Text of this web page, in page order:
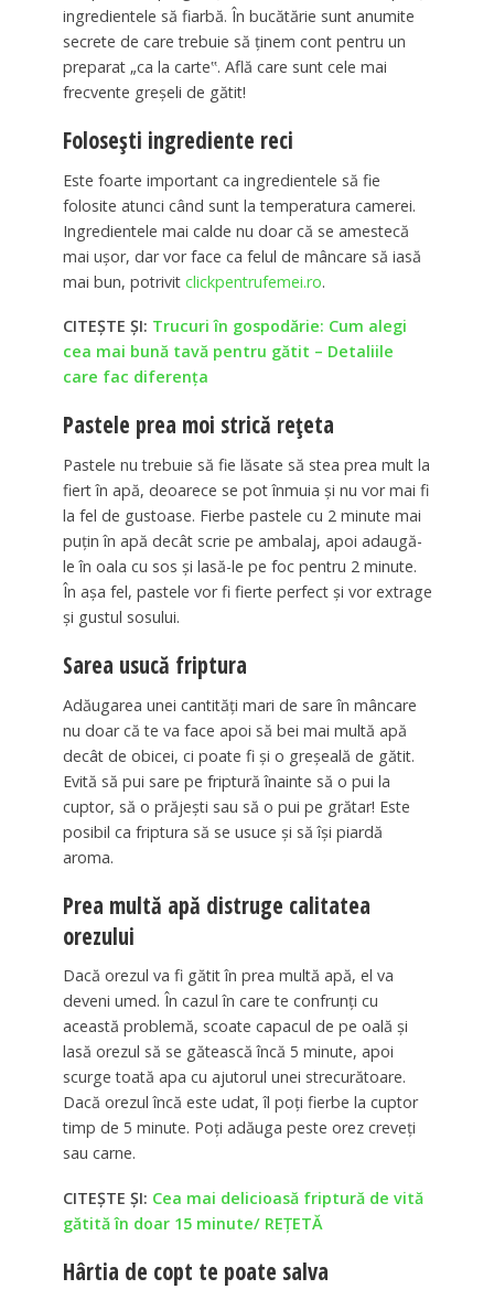
ingredientele să fiarbă. În bucătărie sunt anumite
secrete de care trebuie să ţinem cont pentru un
preparat „ca la carte‟. Află care sunt cele mai
frecvente greşeli de gătit!
Foloseşti ingrediente reci
Este foarte important ca ingredientele să fie
folosite atunci când sunt la temperatura camerei.
Ingredientele mai calde nu doar că se amestecă
mai uşor, dar vor face ca felul de mâncare să iasă
mai bun, potrivit clickpentrufemei.ro.
CITEȘTE ȘI: Trucuri în gospodărie: Cum alegi
cea mai bună tavă pentru gătit – Detaliile
care fac diferența
Pastele prea moi strică reţeta
Pastele nu trebuie să fie lăsate să stea prea mult la
fiert în apă, deoarece se pot înmuia şi nu vor mai fi
la fel de gustoase. Fierbe pastele cu 2 minute mai
puţin în apă decât scrie pe ambalaj, apoi adaugă-
le în oala cu sos şi lasă-le pe foc pentru 2 minute.
În aşa fel, pastele vor fi fierte perfect şi vor extrage
şi gustul sosului.
Sarea usucă friptura
Adăugarea unei cantităţi mari de sare în mâncare
nu doar că te va face apoi să bei mai multă apă
decât de obicei, ci poate fi şi o greşeală de gătit.
Evită să pui sare pe friptură înainte să o pui la
cuptor, să o prăjeşti sau să o pui pe grătar! Este
posibil ca friptura să se usuce şi să îşi piardă
aroma.
Prea multă apă distruge calitatea
orezului
Dacă orezul va fi gătit în prea multă apă, el va
deveni umed. În cazul în care te confrunţi cu
această problemă, scoate capacul de pe oală şi
lasă orezul să se gătească încă 5 minute, apoi
scurge toată apa cu ajutorul unei strecurătoare.
Dacă orezul încă este udat, îl poţi fierbe la cuptor
timp de 5 minute. Poţi adăuga peste orez creveţi
sau carne.
CITEȘTE ȘI: Cea mai delicioasă friptură de vită
gătită în doar 15 minute/ REȚETĂ
Hârtia de copt te poate salva